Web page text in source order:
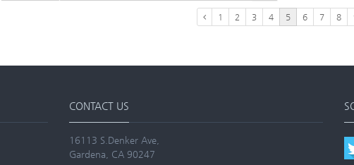
1 2 3 4 5 6 7 8
CONTACT US
16113 S.Denker Ave,
Gardena, CA 90247